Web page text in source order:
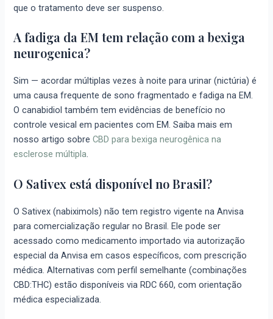
que o tratamento deve ser suspenso.
A fadiga da EM tem relação com a bexiga
neurogenica?
Sim — acordar múltiplas vezes à noite para urinar (nictúria) é
uma causa frequente de sono fragmentado e fadiga na EM.
O canabidiol também tem evidências de benefício no
controle vesical em pacientes com EM. Saiba mais em
nosso artigo sobreCBD para bexiga neurogênica na
esclerose múltipla.
O Sativex está disponível no Brasil?
O Sativex (nabiximols) não tem registro vigente na Anvisa
para comercialização regular no Brasil. Ele pode ser
acessado como medicamento importado via autorização
especial da Anvisa em casos específicos, com prescrição
médica. Alternativas com perfil semelhante (combinações
CBD:THC) estão disponíveis via RDC 660, com orientação
médica especializada.